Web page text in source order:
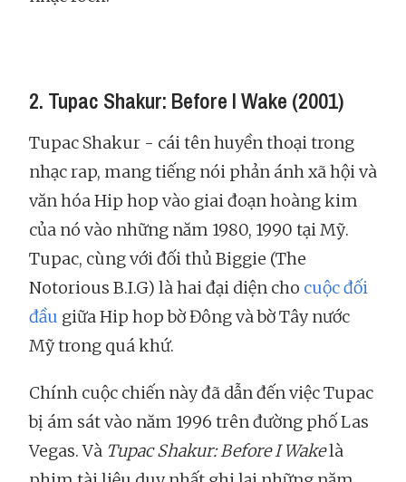
2. Tupac Shakur: Before I Wake (2001)
Tupac Shakur - cái tên huyền thoại trong
nhạc rap, mang tiếng nói phản ánh xã hội và
văn hóa Hip hop vào giai đoạn hoàng kim
của nó vào những năm 1980, 1990 tại Mỹ.
Tupac, cùng với đối thủ Biggie (The
Notorious B.I.G) là hai đại diện cho cuộc đối
đầu giữa Hip hop bờ Đông và bờ Tây nước
Mỹ trong quá khứ.
Chính cuộc chiến này đã dẫn đến việc Tupac
bị ám sát vào năm 1996 trên đường phố Las
Vegas. Và Tupac Shakur: Before I Wakelà